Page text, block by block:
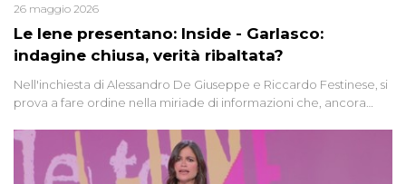
Le Iene presentano: Inside - Garlasco:
indagine chiusa, verità ribaltata?
26 maggio 2026
Nell'inchiesta di Alessandro De Giuseppe e Riccardo Festinese, si
prova a fare ordine nella miriade di informazioni che, ancora
giudiziarie più discusse degli ultimi anni. Lo speciale ricostruisce la
vicenda mettendo in fila testimonianze, errori, dettagli
controversi e i protagonisti di un'indagine che sembra non avere